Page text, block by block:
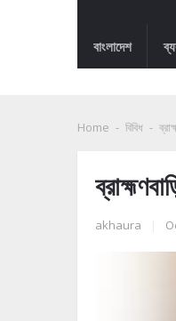
বাংলাদেশ
Home - বিবিধ -
akhaura